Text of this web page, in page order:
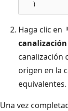
Haga clic en
canalización
canalización
origen en la
equivalentes.
Una vez